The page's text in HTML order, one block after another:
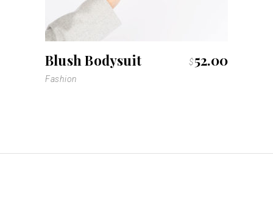
Blush Bodysuit $52.00
Fashion